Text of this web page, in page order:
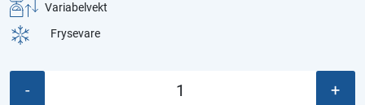
Variabelvekt
Frysevare
- +